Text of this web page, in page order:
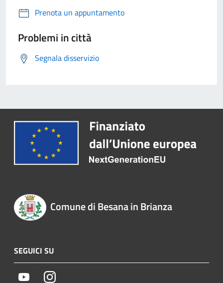
Prenota un appuntamento
Problemi in città
Segnala disservizio
Comune di Besana in Brianza
SEGUICI SU
YoutubeInstagram